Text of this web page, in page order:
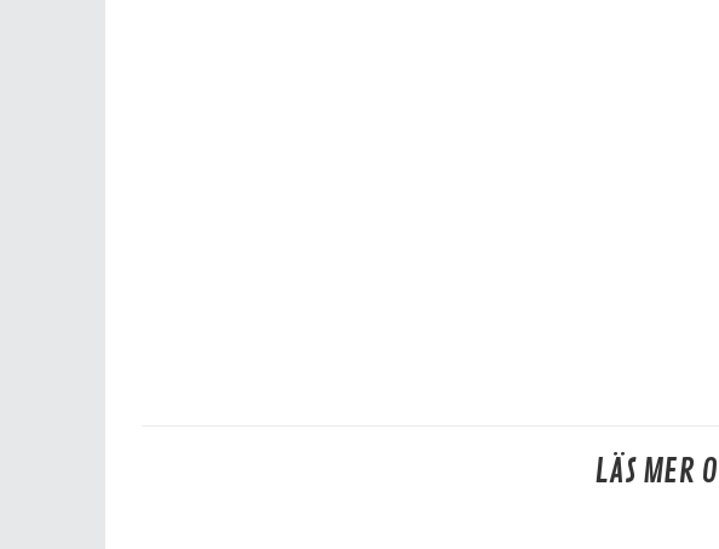
LÄS MER